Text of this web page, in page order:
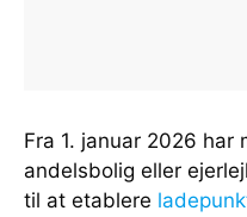
Fra 1. januar 2026 har
andelsbolig eller
til at etablere